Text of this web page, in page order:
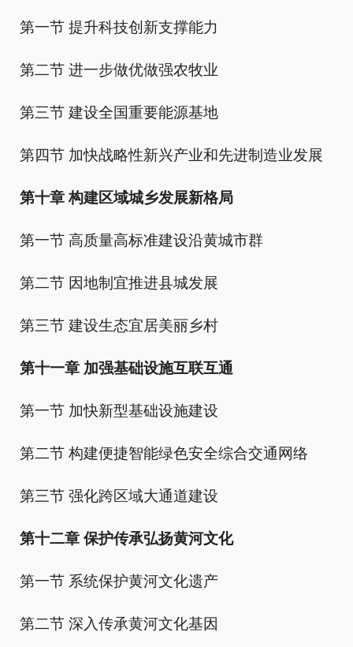
第一节 提升科技创新支撑能力
第二节 进一步做优做强农牧业
第三节 建设全国重要能源基地
第四节 加快战略性新兴产业和先进制造业发展
第十章 构建区域城乡发展新格局
第一节 高质量高标准建设沿黄城市群
第二节 因地制宜推进县城发展
第三节 建设生态宜居美丽乡村
第十一章 加强基础设施互联互通
第一节 加快新型基础设施建设
第二节 构建便捷智能绿色安全综合交通网络
第三节 强化跨区域大通道建设
第十二章 保护传承弘扬黄河文化
第一节 系统保护黄河文化遗产
第二节 深入传承黄河文化基因